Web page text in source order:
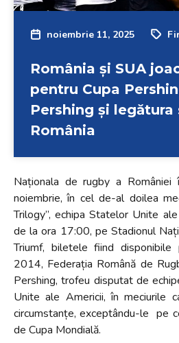
noiembrie 11, 2025
România și SUA
pentru Cupa
Pershing și legătura
România
Naționala de rugby a României
noiembrie, în cel de-al doilea
Trilogy”, echipa Statelor Unite
de la ora 17:00, pe Stadionul
Triumf, biletele fiind disponibile
2014, Federația Română de
Pershing, trofeu disputat de
Unite ale Americii, în meciurile
circumstanțe, exceptându-le pe
de Cupa Mondială.